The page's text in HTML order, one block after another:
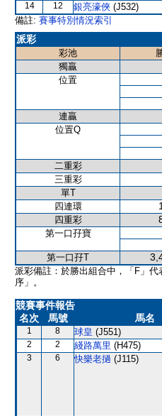
14
12 銀亮濠俠 (J532)
備註: 賽事特別情況索引
派彩
彩池
獨贏
位置
連贏
位置Q
二重彩
三重彩
單T
四連環
四重彩
第一口孖寶
第一口孖T
派彩備註：於勝出組合中，「F」
序」。
競賽事件報告
名次
馬號 馬名
1 8 球皇 (J551)
2 2 綫路萬里 (H475)
3 6 快樂老撾 (J115)